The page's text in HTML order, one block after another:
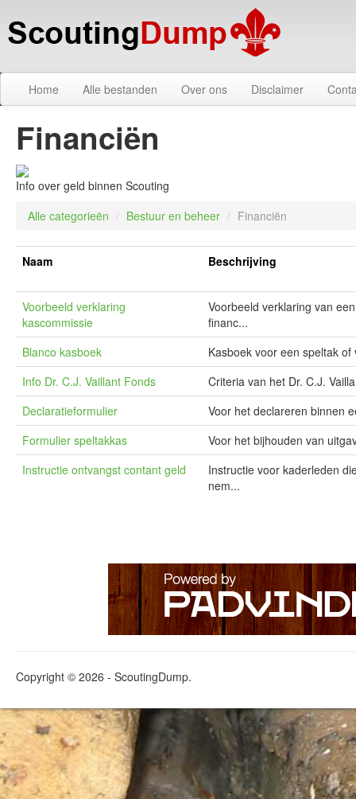
Home Alle bestanden Over ons Disclaimer
Financiën
Info over geld binnen Scouting
Alle categorieën / Bestuur en beheer / Financiën
Naam Beschrijving
Voorbeeld verklaring
kascommissie
Voorbeeld verklaring van
financ...
Blanco kasboek
Kasboek voor een speltak
Info Dr. C.J. Vaillant Fonds
Criteria van het Dr. C.J.
Declaratieformulier
Voor het declareren binnen
Formulier speltakkas
Voor het bijhouden van
Instructie ontvangst contant geld
Instructie voor kaderleden
nem...
Copyright © 2026 - ScoutingDump.